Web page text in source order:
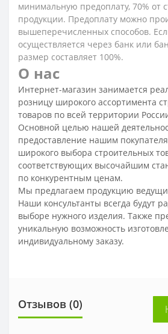
минимальную предоплату, 70% от
продукции. Предоплату можно
вышеперечисленных способов.
осуществляется через банк или
размер составляет 100%.
О нас
Интернет-магазин занимается
розницу широкого ассортимента
товаров по всей территории
Основной целью нашей
предоставление нашим
широкого выбора строительных
соответствующих высочайшим
по конкурентным ценам.
Мы предлагаем продукцию
Наши консультанты всегда будут
выборе нужного изделия. Также
уникальную возможность
индивидуальному заказу.
Отзывов (0)